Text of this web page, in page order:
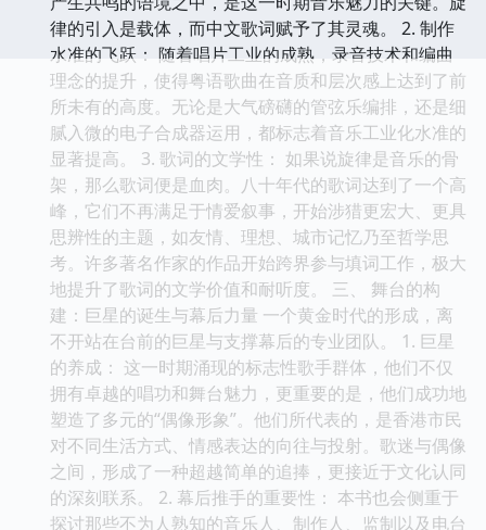
律的引入是载体，而中文歌词赋予了其灵魂。 2. 制作
水准的飞跃： 随着唱片工业的成熟，录音技术和编曲
理念的提升，使得粤语歌曲在音质和层次感上达到了前
所未有的高度。无论是大气磅礴的管弦乐编排，还是细
腻入微的电子合成器运用，都标志着音乐工业化水准的
显著提高。 3. 歌词的文学性： 如果说旋律是音乐的骨
架，那么歌词便是血肉。八十年代的歌词达到了一个高
峰，它们不再满足于情爱叙事，开始涉猎更宏大、更具
思辨性的主题，如友情、理想、城市记忆乃至哲学思
考。许多著名作家的作品开始跨界参与填词工作，极大
地提升了歌词的文学价值和耐听度。 三、 舞台的构
建：巨星的诞生与幕后力量 一个黄金时代的形成，离
不开站在台前的巨星与支撑幕后的专业团队。 1. 巨星
的养成： 这一时期涌现的标志性歌手群体，他们不仅
拥有卓越的唱功和舞台魅力，更重要的是，他们成功地
塑造了多元的“偶像形象”。他们所代表的，是香港市民
对不同生活方式、情感表达的向往与投射。歌迷与偶像
之间，形成了一种超越简单的追捧，更接近于文化认同
的深刻联系。 2. 幕后推手的重要性： 本书也会侧重于
探讨那些不为人熟知的音乐人、制作人、监制以及电台